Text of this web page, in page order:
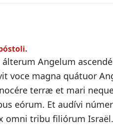
Angelum
voce magna quátuor
terræ et mari
eórum. Et audívi
tribu filiórum